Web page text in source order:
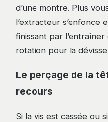
d’une montre. Plus
l’extracteur s’enfonce
finissant par
rotation pour la
Le perçage de la
recours
Si la vis est cassée ou